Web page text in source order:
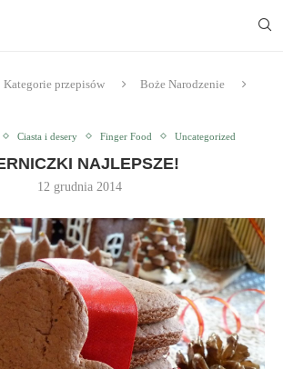
Kategorie przepisów
Boże Narodzenie
Ciasta i desery Finger Food Uncategorized
NAJLEPSZE!
12 grudnia 2014